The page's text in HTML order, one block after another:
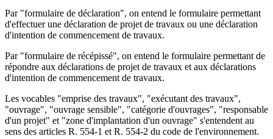
Par "formulaire de déclaration", on entend le formulaire permettant
d'effectuer une déclaration de projet de travaux ou une déclaration
d'intention de commencement de travaux.
Par "formulaire de récépissé", on entend le formulaire permettant de
répondre aux déclarations de projet de travaux et aux déclarations
d'intention de commencement de travaux.
Les vocables "emprise des travaux", "exécutant des travaux",
"ouvrage", "ouvrage sensible", "catégorie d'ouvrages", "responsable
d'un projet" et "zone d'implantation d'un ouvrage" s'entendent au
sens des articles R. 554-1 et R. 554-2 du code de l'environnement.